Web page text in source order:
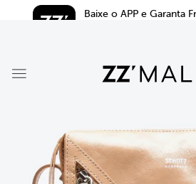
Baixe o APP e Garanta